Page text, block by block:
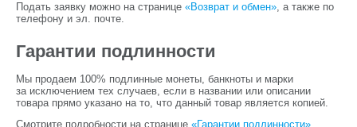
Подать заявку можно на странице «Возврат и обмен», а также по
телефону и эл. почте.
Гарантии подлинности
Мы продаем 100% подлинные монеты, банкноты и марки
за исключением тех случаев, если в названии или описании
товара прямо указано на то, что данный товар является копией.
Смотрите подробности на странице «Гарантии подлинности».